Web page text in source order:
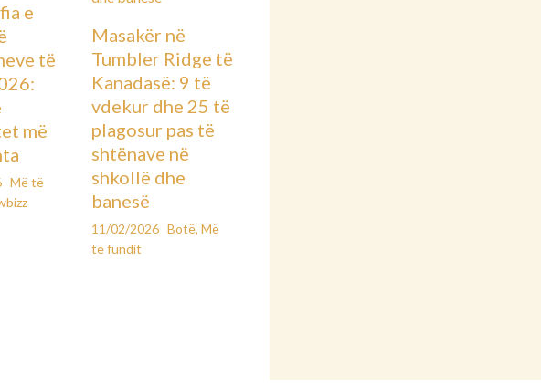
e
të
më
Më të
Masakër në
Tumbler Ridge të
Kanadasë: 9 të
vdekur dhe 25 të
plagosur pas të
shtënave në
shkollë dhe
banesë
11/02/2026 Botë, Më
të fundit